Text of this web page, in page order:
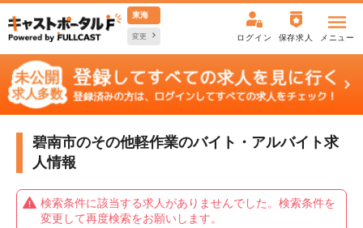
東海
変更 ログイン 保存求人 メニュー
碧南市のその他軽作業のバイト・アルバイト求
人情報
検索条件に該当する求人がありませんでした。検索条件を
変更して再度検索をお願いします。